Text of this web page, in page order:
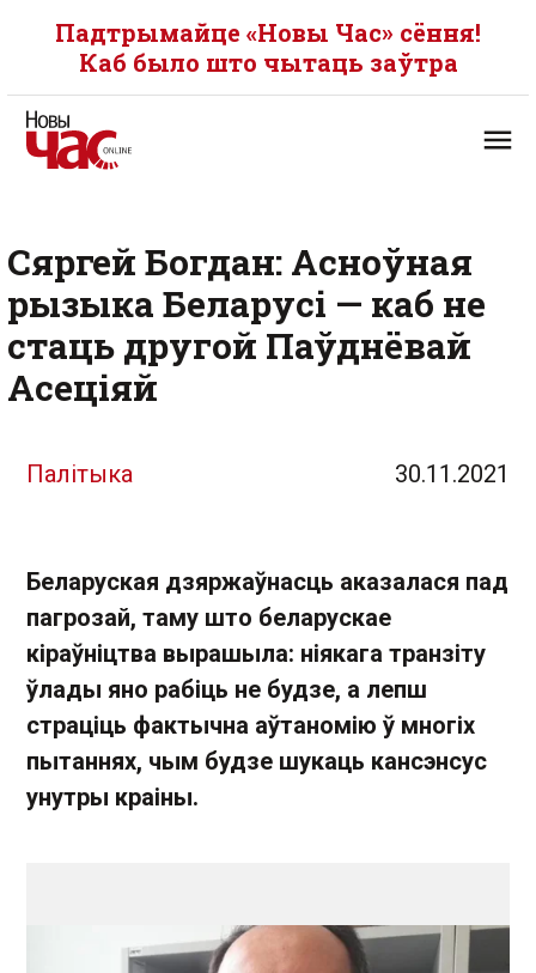
Падтрымайце «Новы Час» сёння!
Каб было што чытаць заўтра
Сяргей Богдан: Асноўная
рызыка Беларусі — каб не
стаць другой Паўднёвай
Асеціяй
Палітыка 30.11.2021
Беларуская дзяржаўнасць аказалася пад
пагрозай, таму што беларускае
кіраўніцтва вырашыла: ніякага транзіту
ўлады яно рабіць не будзе, а лепш
страціць фактычна аўтаномію ў многіх
пытаннях, чым будзе шукаць кансэнсус
унутры краіны.